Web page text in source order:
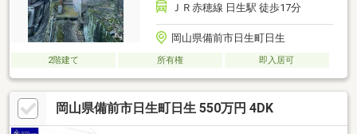
ＪＲ赤穂線 日生駅 徒歩17分
岡山県備前市日生町日生
2階建て 所有権 即入居可
岡山県備前市日生町日生 550万円 4DK